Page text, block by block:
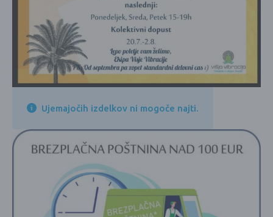
Ujemajočih izdelkov ni mogoče najti.